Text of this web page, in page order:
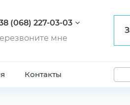
(068) 227-03-03
мне
Контакты